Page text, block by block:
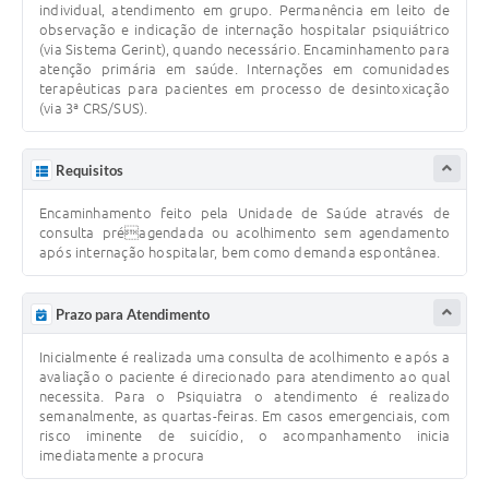
individual, atendimento em grupo. Permanência em leito de
observação e indicação de internação hospitalar psiquiátrico
(via Sistema Gerint), quando necessário. Encaminhamento para
atenção primária em saúde. Internações em comunidades
terapêuticas para pacientes em processo de desintoxicação
(via 3ª CRS/SUS).
Requisitos
Encaminhamento feito pela Unidade de Saúde através de
consulta préagendada ou acolhimento sem agendamento
após internação hospitalar, bem como demanda espontânea.
Prazo para Atendimento
Inicialmente é realizada uma consulta de acolhimento e após a
avaliação o paciente é direcionado para atendimento ao qual
necessita. Para o Psiquiatra o atendimento é realizado
semanalmente, as quartas-feiras. Em casos emergenciais, com
risco iminente de suicídio, o acompanhamento inicia
imediatamente a procura